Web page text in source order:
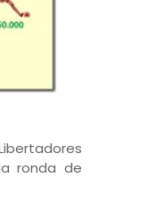
ronda de